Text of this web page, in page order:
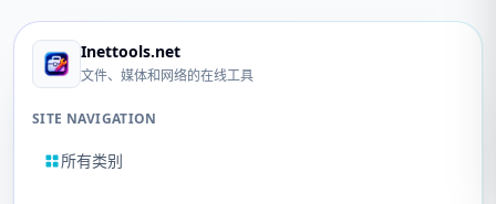
Inettools.net
文件、媒体和网络的在线工具
SITE NAVIGATION
所有类别